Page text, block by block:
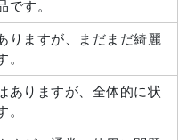
です。
りますが、まだまだ綺麗
。
ありますが、全体的に状
。